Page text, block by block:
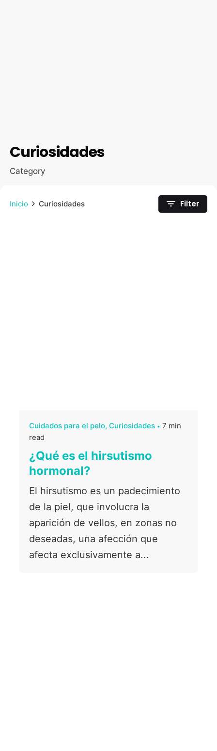
Curiosidades
Category
Inicio Curiosidades Filter
Cuidados para el pelo Curiosidades
7 min
read
¿Qué es el hirsutismo
hormonal?
El hirsutismo es un padecimiento
de la piel, que involucra la
aparición de vellos, en zonas no
deseadas, una afección que
afecta exclusivamente a...